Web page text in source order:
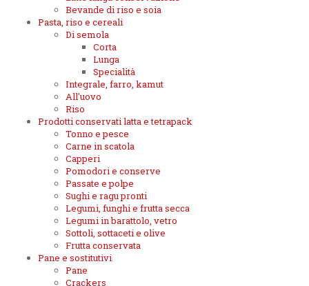
Bevande di riso e soia
Pasta, riso e cereali
Di semola
Corta
Lunga
Specialità
Integrale, farro, kamut
All'uovo
Riso
Prodotti conservati latta e tetrapack
Tonno e pesce
Carne in scatola
Capperi
Pomodori e conserve
Passate e polpe
Sughi e ragu pronti
Legumi, funghi e frutta secca
Legumi in barattolo, vetro
Sottoli, sottaceti e olive
Frutta conservata
Pane e sostitutivi
Pane
Crackers